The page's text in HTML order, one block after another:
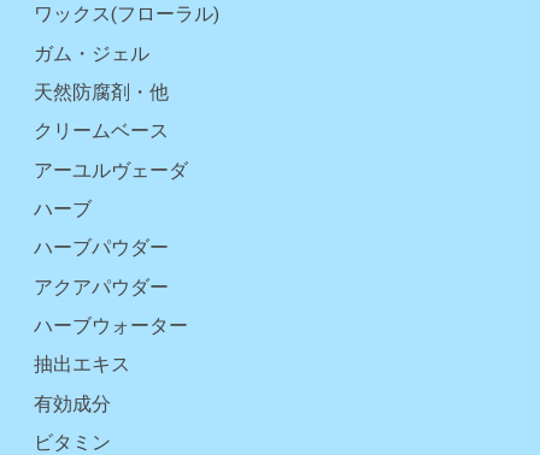
ワックス(フローラル)
ガム・ジェル
天然防腐剤・他
クリームベース
アーユルヴェーダ
ハーブ
ハーブパウダー
アクアパウダー
ハーブウォーター
抽出エキス
有効成分
ビタミン